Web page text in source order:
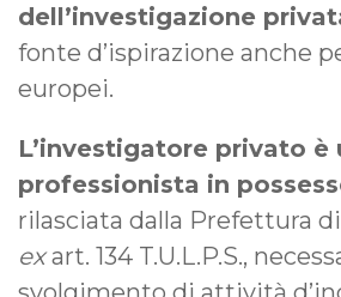
dell’investigazione
fonte d’ispirazione anche
europei.
L’investigatore privato è
professionista in
rilasciata dalla Prefettura
exart. 134 T.U.L.P.S.,